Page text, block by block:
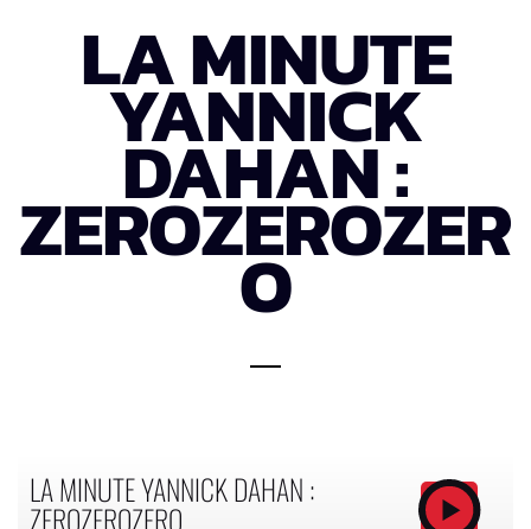
LA MINUTE
YANNICK
DAHAN :
ZEROZEROZER
O
LA MINUTE YANNICK DAHAN :
ZEROZEROZERO